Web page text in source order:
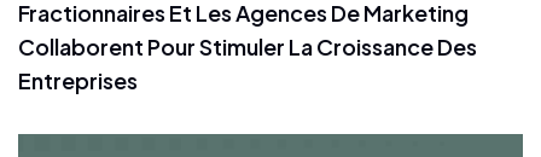
Fractionnaires Et Les Agences De Marketing
Collaborent Pour Stimuler La Croissance Des
Entreprises